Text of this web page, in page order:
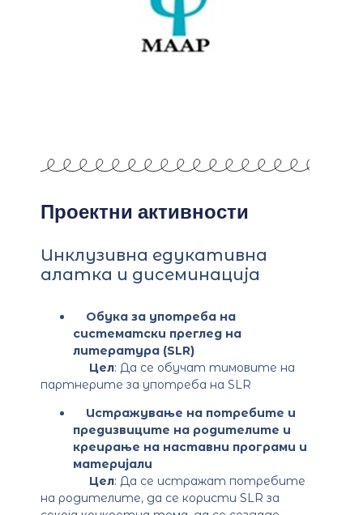
Проектни активности
Инклузивна едукативна
алатка и дисеминација
Обука за употреба на
систематски преглед на
литература (SLR)
Цел: Да се обучат тимовите на
партнерите за употреба на SLR
Истражување на потребите и
предизвиците на родителите и
креирање на наставни програми и
материјали
Цел: Да се истражат потребите
на родителите, да се користи SLR за